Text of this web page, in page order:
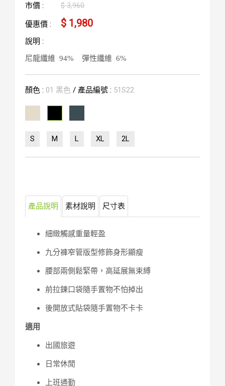
市價 : $ 3,960
優惠價 : $ 1,980
說明 :
尼龍纖維 94% 彈性纖維 6%
顏色 : 01 黑色 / 產品編號 : 51S22
S M L XL 2L
產品說明 素材說明 尺寸表
細緻觸感重量輕盈
九分褲窄管版型修飾身形顯瘦
腰部兩側鬆緊帶，高延展無束縛
前拉鍊口袋隨手置物不怕掉出
後開放式貼袋隨手置物不卡卡
適用
出國旅遊
日常休閒
上班通勤